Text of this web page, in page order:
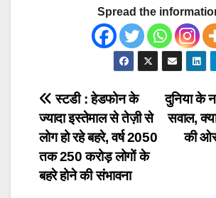
Spread the
Post
navigation
दुनिया के
सवाल,
की
स्टडी : हेडफोन के
ज्यादा इस्तेमाल से तेज़ी से
लोग हो रहे बहरे, वर्ष 2050
तक 250 करोड़ लोगों के
बहरे होने की संभावना